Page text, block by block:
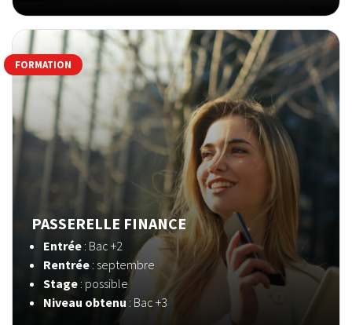
PASSERELLE FINANCE
Entrée : Bac +2
Rentrée : septembre
Stage : possible
Niveau obtenu : Bac +3
FORMATION